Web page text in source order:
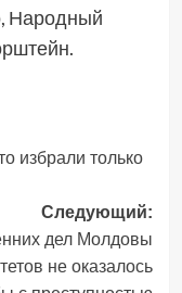
Народный
избрали только
Следующий:
дел Молдовы
не оказалось